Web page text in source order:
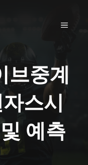
메
브중계
스시
예측